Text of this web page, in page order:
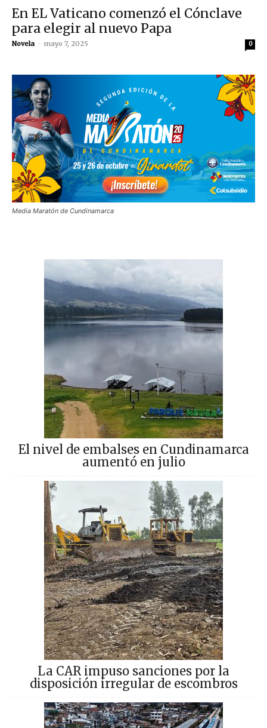
En EL Vaticano comenzó el Cónclave
para elegir al nuevo Papa
Novela - mayo 7, 2025 0
Media Maratón de Cundinamarca
El nivel de embalses en Cundinamarca
aumentó en julio
La CAR impuso sanciones por la
disposición irregular de escombros